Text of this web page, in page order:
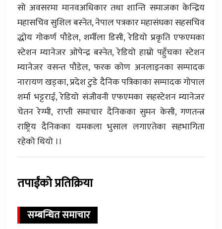
सो अवसरमा मानवअधिकार तथा शान्ति समाजका केन्द्रिय
महासचिव सुशिल बस्नेत, नेपाल पत्रकार महासंघका सहसचिव
द्धोय गोकर्ण पौडेल, शर्मीला डिसी, रेडियो प्रकृति एफएमका
स्टेशन म्यानेजर ओपेन्द्र बस्नेत, रेडियो हाम्रो पहुँचका स्टेशन
म्यानेजर वसन्त पौडेल, फरक कोण अनलाइनका सम्पादक
नारायण खड्का, प्रदेश टुडे दैनिक पत्रिकाका सम्पादक गोपाल
शर्मा भट्टराई, रेडियो संजीवनी एफएमका सहस्टेशन म्यानेजर
चेतन रेग्मी, राप्ती समाचार दैनिकका सुमन केसी, गणतन्त्र
राष्ट्रिय दैनिकका यमकला भुसाल लगाएतेका सहभागिता
रहेको थियो ।।
तपाईंको प्रतिक्रिया
सम्बन्धित समाचार